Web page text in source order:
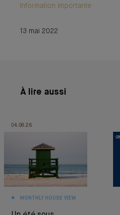
Information importante
13 mai 2022
À lire aussi
04.08.26
MONTHLY HOUSE VIEW